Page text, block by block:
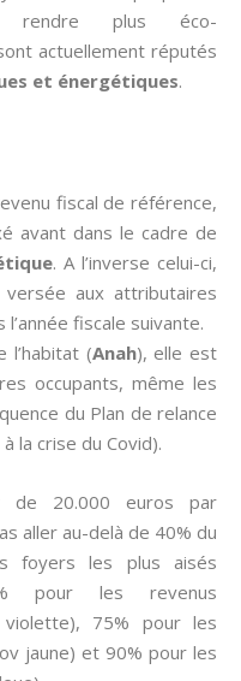
plus éco-
actuellement réputés
et énergétiques.
fiscal de référence,
avant dans le cadre de
. A l’inverse celui-ci,
versée aux attributaires
fiscale suivante.
l’habitat (Anah), elle est
occupants, même les
du Plan de relance
la crise du Covid).
de 20.000 euros par
aller au-delà de 40% du
foyers les plus aisés
pour les revenus
violette), 75% pour les
jaune) et 90% pour les